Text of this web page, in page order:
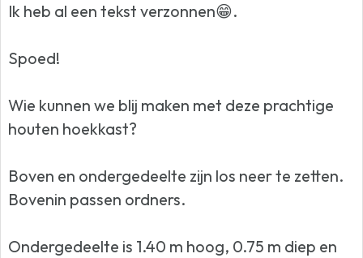
Ik heb al een tekst verzonnen😁.
Spoed!
Wie kunnen we blij maken met deze prachtige
houten hoekkast?
Boven en ondergedeelte zijn los neer te zetten.
Bovenin passen ordners.
Ondergedeelte is 1.40 m hoog, 0.75 m diep en